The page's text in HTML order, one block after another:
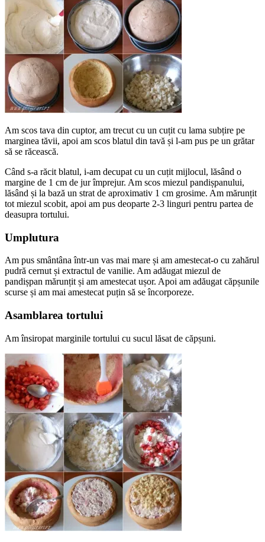
Am scos tava din cuptor, am trecut cu un cuțit cu lama subțire pe
marginea tăvii, apoi am scos blatul din tavă și l-am pus pe un grătar
să se răcească.
Când s-a răcit blatul, i-am decupat cu un cuțit mijlocul, lăsând o
margine de 1 cm de jur împrejur. Am scos miezul pandișpanului,
lăsând și la bază un strat de aproximativ 1 cm grosime. Am mărunțit
tot miezul scobit, apoi am pus deoparte 2-3 linguri pentru partea de
deasupra tortului.
Umplutura
Am pus smântâna într-un vas mai mare și am amestecat-o cu zahărul
pudră cernut și extractul de vanilie. Am adăugat miezul de
pandișpan mărunțit și am amestecat ușor. Apoi am adăugat căpșunile
scurse și am mai amestecat puțin să se încorporeze.
Asamblarea tortului
Am însiropat marginile tortului cu sucul lăsat de căpșuni.